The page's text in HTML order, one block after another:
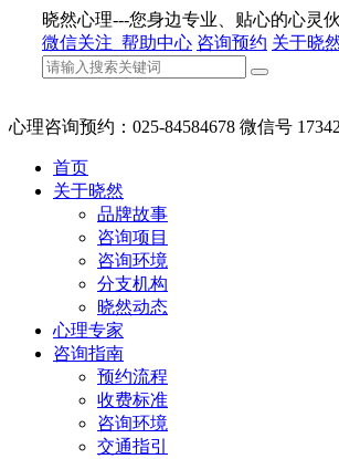
晓然心理---您身边专业、贴心的心灵
微信关注 帮助中心 咨询预约 关于晓
心理咨询预约：025-84584678 微信号
首页
关于晓然
品牌故事
咨询项目
咨询环境
分支机构
晓然动态
心理专家
咨询指南
预约流程
收费标准
咨询环境
交通指引